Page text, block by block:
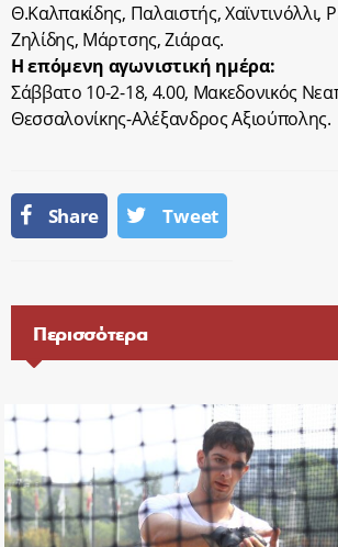
Θ.Καλπακίδης, Παλαιστής, Χαϊντινόλλι,
Ζηλίδης, Μάρτσης, Ζιάρας.
Η επόμενη αγωνιστική ημέρα:
Σάββατο 10-2-18, 4.00, Μακεδονικός
Θεσσαλονίκης-Αλέξανδρος Αξιούπολης.
Share Tweet
Περισσότερα